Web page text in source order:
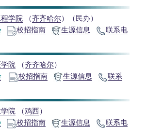
学院 （齐齐哈尔）（民办）
校招指南 生源信息
联系电
院 （齐齐哈尔）
校招指南 生源信息
联系
院 （鸡西）
校招指南 生源信息
联系电